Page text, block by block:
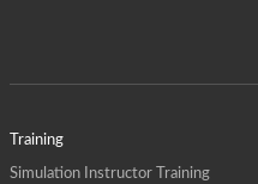
Training
Simulation Instructor Training